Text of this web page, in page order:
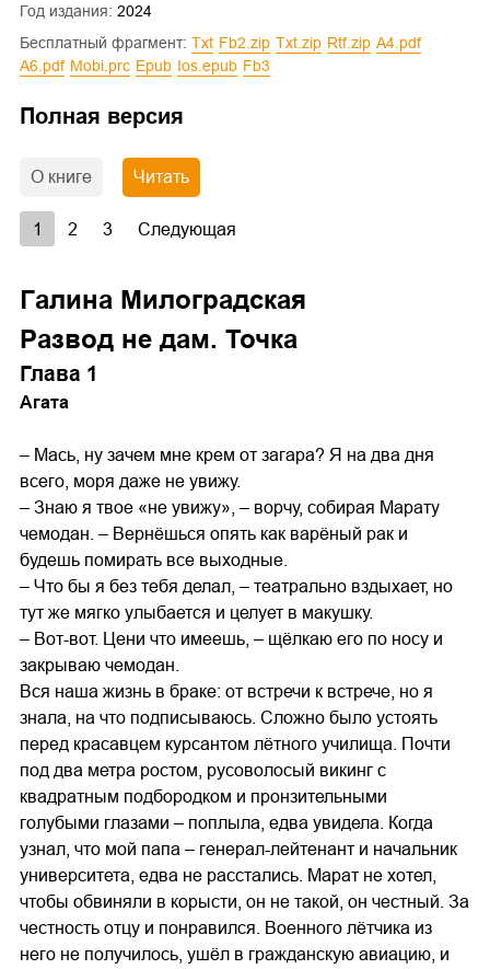
Год издания: 2024
Бесплатный фрагмент:
txt fb2.zip txt.zip rtf.zip
a4.pdf
a6.pdf
mobi.prc epub ios.epub fb3
Полная версия
О книге Читать
1 2 3 Следующая
Галина Милоградская
Развод не дам. Точка
Глава 1
Агата
– Мась, ну зачем мне крем от загара? Я на два дня
всего, моря даже не увижу.
– Знаю я твое «не увижу», – ворчу, собирая Марату
чемодан. – Вернёшься опять как варёный рак и
будешь помирать все выходные.
– Что бы я без тебя делал, – театрально вздыхает, но
тут же мягко улыбается и целует в макушку.
– Вот-вот. Цени что имеешь, – щёлкаю его по носу и
закрываю чемодан.
Вся наша жизнь в браке: от встречи к встрече, но я
знала, на что подписываюсь. Сложно было устоять
перед красавцем курсантом лётного училища. Почти
под два метра ростом, русоволосый викинг с
квадратным подбородком и пронзительными
голубыми глазами – поплыла, едва увидела. Когда
узнал, что мой папа – генерал-лейтенант и начальник
университета, едва не расстались. Марат не хотел,
чтобы обвиняли в корысти, он не такой, он честный. За
честность отцу и понравился. Военного лётчика из
него не получилось, ушёл в гражданскую авиацию, и